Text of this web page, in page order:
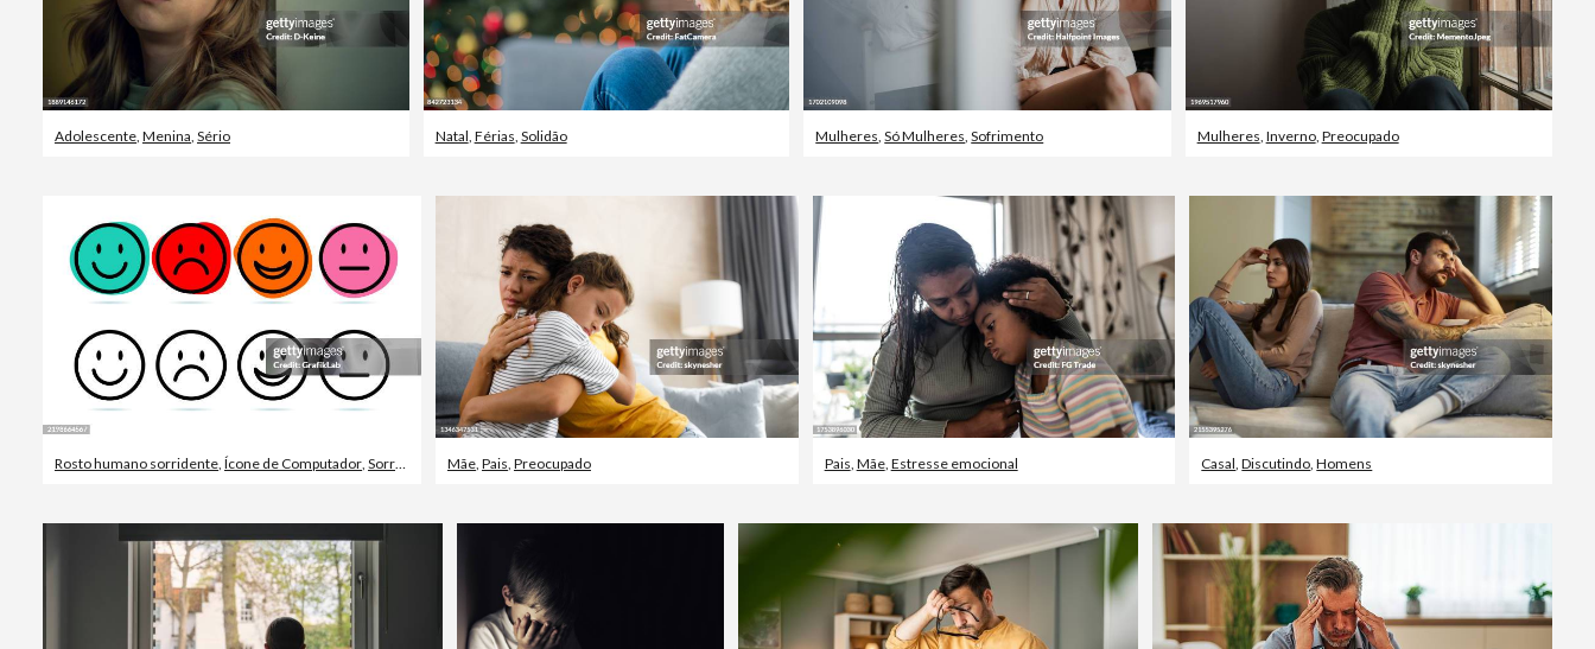
Adolescente Menina Sério Natal Férias Solidão Mulheres ,Só Mulheres ,Sofrimento Mulheres Inverno, Preocupado
Rosto humano sorridente, Ícone de Computador, Sorrindo Mãe, Pais, Preocupado Pais, Mãe, Estresse emocional Casal,Discutindo,Homens